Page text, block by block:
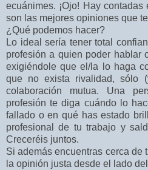
ecuánimes. ¡Ojo! Hay
son las mejores opiniones que
¿Qué podemos hacer?
Lo ideal sería tener total
profesión a quien poder hablar
exigiéndole que el/la lo haga
que no exista rivalidad, sólo
colaboración mutua. Una
profesión te diga cuándo lo
fallado o en qué has estado
profesional de tu trabajo y
Creceréis juntos.
Si además encuentras cerca de
la opinión justa desde el lado